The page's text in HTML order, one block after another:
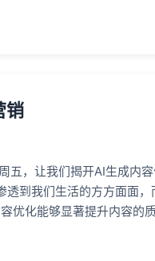
销
，让我们揭开AI生成内容
到我们生活的方方面面
优化能够显著提升内容的